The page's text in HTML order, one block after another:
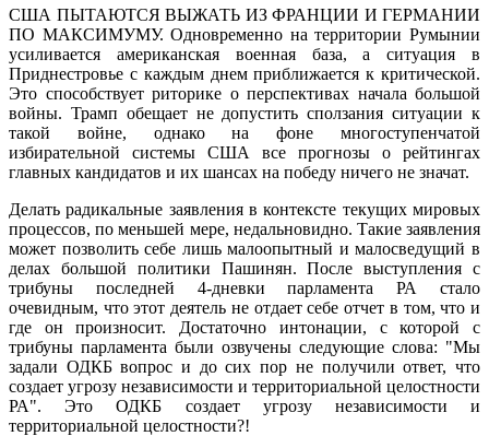
США ПЫТАЮТСЯ ВЫЖАТЬ ИЗ ФРАНЦИИ И ГЕРМАНИИ
ПО МАКСИМУМУ. Одновременно на территории Румынии
усиливается американская военная база, а ситуация в
Приднестровье с каждым днем приближается к критической.
Это способствует риторике о перспективах начала большой
войны. Трамп обещает не допустить сползания ситуации к
такой войне, однако на фоне многоступенчатой
избирательной системы США все прогнозы о рейтингах
главных кандидатов и их шансах на победу ничего не значат.
Делать радикальные заявления в контексте текущих мировых
процессов, по меньшей мере, недальновидно. Такие заявления
может позволить себе лишь малоопытный и малосведущий в
делах большой политики Пашинян. После выступления с
трибуны последней 4-дневки парламента РА стало
очевидным, что этот деятель не отдает себе отчет в том, что и
где он произносит. Достаточно интонации, с которой с
трибуны парламента были озвучены следующие слова: "Мы
задали ОДКБ вопрос и до сих пор не получили ответ, что
создает угрозу независимости и территориальной целостности
РА". Это ОДКБ создает угрозу независимости и
территориальной целостности?!